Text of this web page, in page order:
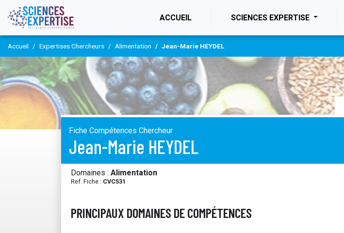
ACCUEIL (CURRENT)SCIENCES EXPERTISE
Accueil Expertises Chercheurs Alimentation Jean-Marie HEYDEL
Fiche Compétences Chercheur
Jean-Marie HEYDEL
Domaines : Alimentation
Ref. Fiche : CVC531
PRINCIPAUX DOMAINES DE COMPÉTENCES